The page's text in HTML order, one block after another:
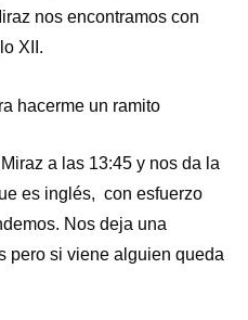
nos encontramos con
XII.
hacerme un ramito
a las 13:45 y nos da la
es inglés, con esfuerzo
Nos deja una
pero si viene alguien queda